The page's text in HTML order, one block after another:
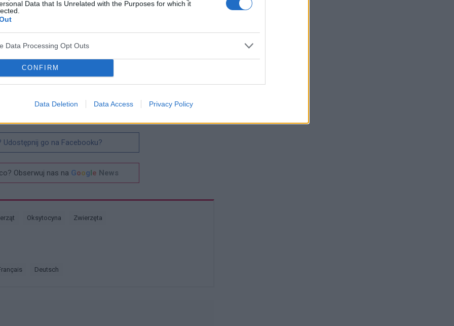
Data that Is Unrelated with the Purposes for which it
Data Processing Opt Outs
CONFIRM
Data Deletion Data Access Privacy Policy
to zaledwie 12 procent.
stronę. Naukowcy udowodnili, że poziom tego
ze swoim czworonożnym przyjacielem.
łączy bardzo dużo. Dbajmy więc jak najlepiej o
to pies, kot, czy papuga – może być
Udostępnij go na Facebooku?
Obserwuj nas na Google News
Oksytocyna Zwierzęta
français deutsch